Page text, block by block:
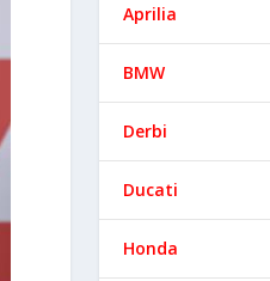
Aprilia
BMW
Derbi
Ducati
Honda